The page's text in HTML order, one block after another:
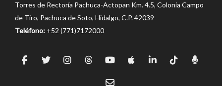
Torres de Rectoría Pachuca-Actopan Km. 4.5, Colonia Campo
de Tiro, Pachuca de Soto, Hidalgo, C.P. 42039
Teléfono: +52 (771)7172000